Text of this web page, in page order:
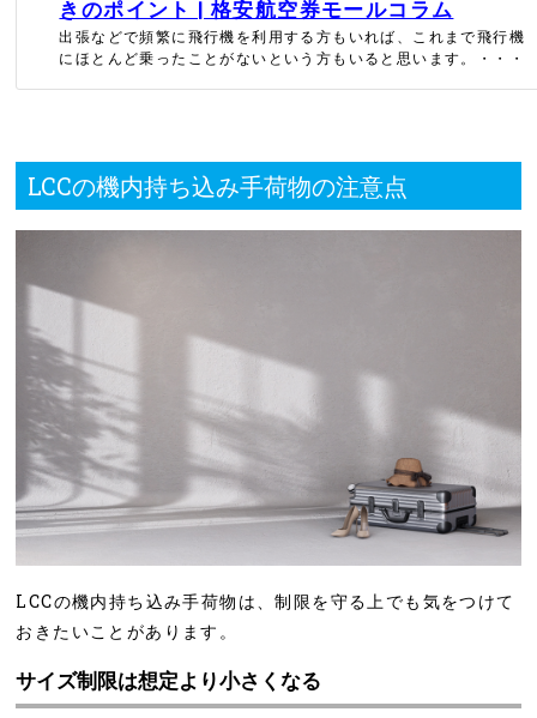
きのポイント | 格安航空券モールコラム
出張などで頻繁に飛行機を利用する方もいれば、これまで飛行機
にほとんど乗ったことがないという方もいると思います。・・・
LCCの機内持ち込み手荷物の注意点
LCCの機内持ち込み手荷物は、制限を守る上でも気をつけて
おきたいことがあります。
サイズ制限は想定より小さくなる